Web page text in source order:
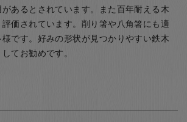
あるとされています。また百年耐える木
価されています。削り箸や八角箸にも適
様です。好みの形状が見つかりやすい鉄木
てお勧めです。